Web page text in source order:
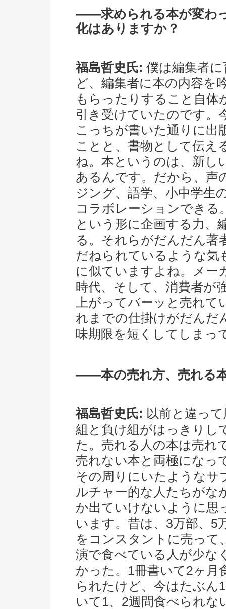
――求められる本が変わ
化はありますか？
福島哲史氏: 僕は編集者
ど、編集者に本の内容を
もらったりすること自体
引き受けていたのです。
こっちが書いた通りに出
ことと、書物として伝え
ね。本というのは、新し
あるんです。だから、声
ジング、語学、小中学生
コラボレーションできる
という形に企画する力、
る。それらがだんだん著
だねられているような気
に似ていますよね。メー
時代、そして、消費者が
上がってバーッと売れ
れまでの仕掛けがだんだ
味期限を短くしてしまっ
――本の売れ方、売れる
福島哲史氏: 以前と違っ
組と負け組がはっきりし
た。売れる人の本は売れ
売れない本と両極になっ
その周りにいたようなサ
ルチャー的な人たちがな
か出ていけないように思
います。昔は、3万部、5
をコンスタントに売って
演で食べている人が少な
かった。1冊書いて2ヶ月
られたけど、今はたぶん
いて1、2週間食べられな